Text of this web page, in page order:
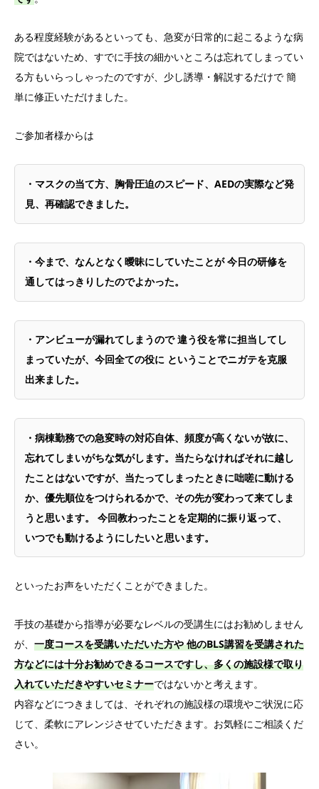
ある程度経験があるといっても、急変が日常的に起こるような病
院ではないため、すでに手技の細かいところは忘れてしまってい
る方もいらっしゃったのですが、少し誘導・解説するだけで 簡
単に修正いただけました。
ご参加者様からは
・マスクの当て方、胸骨圧迫のスピード、AEDの実際など発
見、再確認できました。
・今まで、なんとなく曖昧にしていたことが 今日の研修を
通してはっきりしたのでよかった。
・アンビューが漏れてしまうので 違う役を常に担当してし
まっていたが、今回全ての役に ということでニガテを克服
出来ました。
・病棟勤務での急変時の対応自体、頻度が高くないが故に、
忘れてしまいがちな気がします。当たらなければそれに越し
たことはないですが、当たってしまったときに咄嗟に動ける
か、優先順位をつけられるかで、その先が変わって来てしま
うと思います。 今回教わったことを定期的に振り返って、
いつでも動けるようにしたいと思います。
といったお声をいただくことができました。
手技の基礎から指導が必要なレベルの受講生にはお勧めしません
が、 一度コースを受講いただいた方や 他のBLS講習を受講された
方などには十分お勧めできるコースですし、多くの施設様で取り
入れていただきやすいセミナーではないかと考えます。
内容などにつきましては、それぞれの施設様の環境やご状況に応
じて、柔軟にアレンジさせていただきます。お気軽にご相談くだ
さい。